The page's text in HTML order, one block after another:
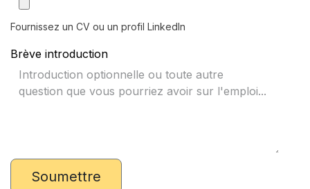
Fournissez un CV ou un profil LinkedIn
Brève introduction
Soumettre